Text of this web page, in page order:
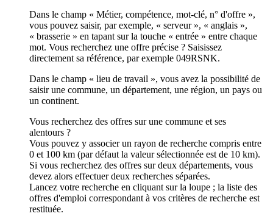
Dans le champ « Métier, compétence, mot-clé, n° d'offre »,
vous pouvez saisir, par exemple, « serveur », « anglais »,
« brasserie » en tapant sur la touche « entrée » entre chaque
mot. Vous recherchez une offre précise ? Saisissez
directement sa référence, par exemple 049RSNK.
Dans le champ « lieu de travail », vous avez la possibilité de
saisir une commune, un département, une région, un pays ou
un continent.
Vous recherchez des offres sur une commune et ses
alentours ?
Vous pouvez y associer un rayon de recherche compris entre
0 et 100 km (par défaut la valeur sélectionnée est de 10 km).
Si vous recherchez des offres sur deux départements, vous
devez alors effectuer deux recherches séparées.
Lancez votre recherche en cliquant sur la loupe ; la liste des
offres d'emploi correspondant à vos critères de recherche est
restituée.